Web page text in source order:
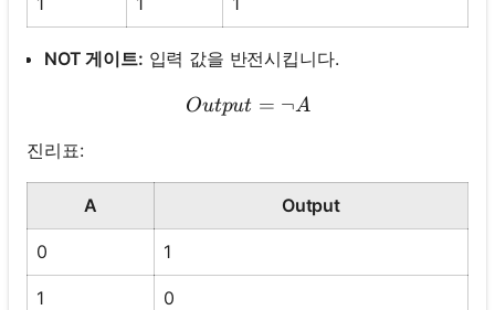
NOT 게이트: 입력 값을 반전시킵니다.
Output = \neg A
Output = ¬A
진리표:
A Output
0 1
1 0